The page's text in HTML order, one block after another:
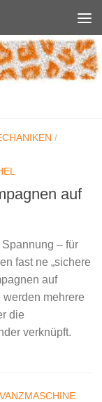
/
auf
– für
fast ne „sichere
auf
mehrere
die
verknüpft.